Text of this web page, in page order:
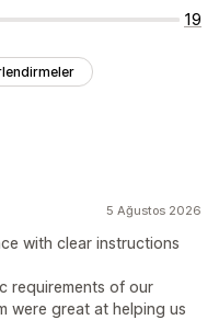
19
5 Ağustos 2026
with clear instructions
requirements of our
were great at helping us